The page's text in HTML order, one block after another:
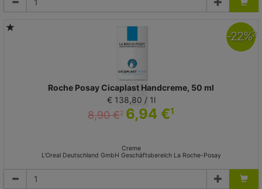
Roche Posay Cicaplast Handcreme, 50 ml
€ 138,80 / 1l
8,90 €2 6,94 €1
Creme
L'Oreal Deutschland GmbH Geschäftsbereich La Roche-Posay
-22%2